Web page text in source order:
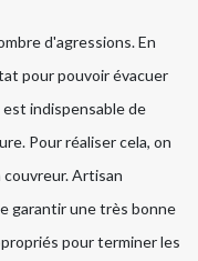
d'agressions. En
pour pouvoir évacuer
est indispensable de
Pour réaliser cela, on
Artisan
garantir une très bonne
pour terminer les